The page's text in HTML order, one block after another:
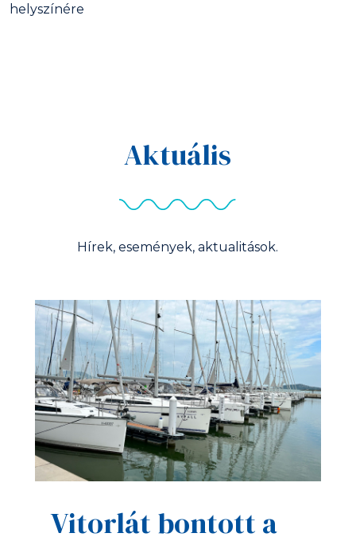
helyszínére
Aktuális
Hírek, események, aktualitások.
Vitorlát bontott a